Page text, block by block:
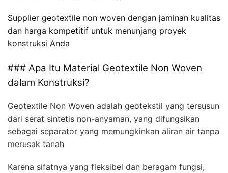
Supplier geotextile non woven dengan jaminan kualitas
dan harga kompetitif untuk menunjang proyek
konstruksi Anda
### Apa Itu Material Geotextile Non Woven
dalam Konstruksi?
Geotextile Non Woven adalah geotekstil yang tersusun
dari serat sintetis non-anyaman, yang difungsikan
sebagai separator yang memungkinkan aliran air tanpa
merusak tanah
Karena sifatnya yang fleksibel dan beragam fungsi,